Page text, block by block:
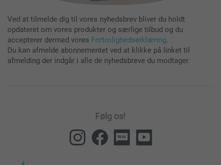
Ved at tilmelde dig til vores nyhedsbrev bliver du holdt
opdateret om vores produkter og særlige tilbud og du
accepterer dermed vores Fortrolighedserklæring.
Du kan afmelde abonnementet ved at klikke på linket til
afmelding der indgår i alle de nyhedsbreve du modtager.
Følg os!